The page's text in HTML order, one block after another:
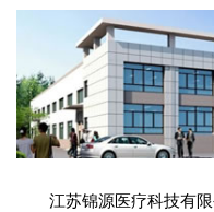
江苏锦源医疗科技有限